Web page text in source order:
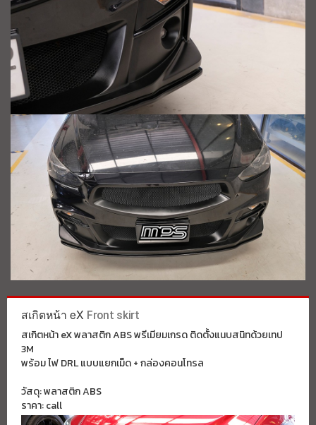
สเกิตหน้า eX Front skirt
สเกิตหน้า eX พลาสติก ABS พรีเมียมเกรด ติดตั้งแนบสนิทด้วยเทป
3M
พร้อม ไฟ DRL แบบแยกเม็ด + กล่องคอนโทรล
วัสดุ: พลาสติก ABS
ราคา: call